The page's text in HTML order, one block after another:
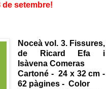
de setembre!
Noceà vol. 3. Fissures,
de Ricard Efa i
Isàvena Comeras
Cartoné - 24 x 32 cm -
62 pàgines - Color